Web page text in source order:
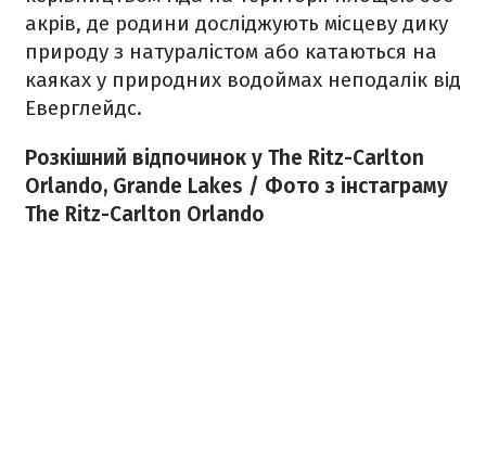
акрів, де родини досліджують місцеву дику
природу з натуралістом або катаються на
каяках у природних водоймах неподалік від
Еверглейдс.
Розкішний відпочинок у The Ritz-Carlton
Orlando, Grande Lakes / Фото з інстаграму
The Ritz-Carlton Orlando